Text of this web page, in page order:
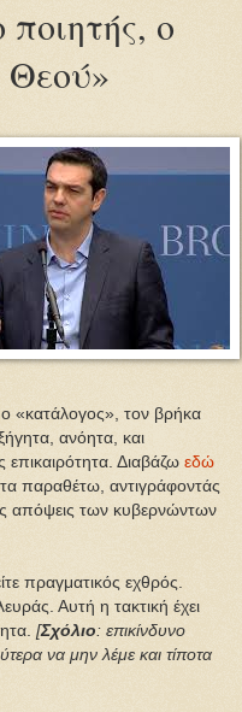
ο
Θεού»
«κατάλογος», τον βρήκα
ανόητα, και
επικαιρότητα. Διαβάζω εδώ
παραθέτω, αντιγράφοντάς
απόψεις των κυβερνώντων
πραγματικός εχθρός.
Αυτή η τακτική έχει
[Σχόλιο: επικίνδυνο
να μην λέμε και τίποτα